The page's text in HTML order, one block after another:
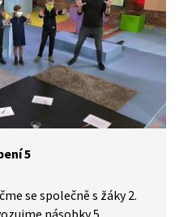
5
se společně s žáky 2.
násobky 5.